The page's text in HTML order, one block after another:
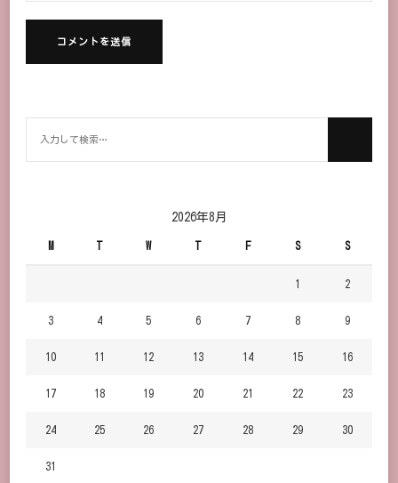
2026年8月
M T W T F S S
1 2
3 4 5 6 7 8 9
10 11 12 13 14 15 16
17 18 19 20 21 22 23
24 25 26 27 28 29 30
31